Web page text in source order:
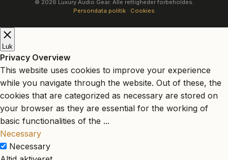
© 2026 Luxury Audio Gear. Alle rettigheder forbeholdes.
Persondata politik · Cookies
Luk
Privacy Overview
This website uses cookies to improve your experience
while you navigate through the website. Out of these, the
cookies that are categorized as necessary are stored on
your browser as they are essential for the working of
basic functionalities of the ...
Necessary
Necessary